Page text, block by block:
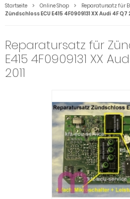
Startseite Online Shop Reparatursatz für
Zündschloss ECU E415 4F0909131 XX Audi 4F Q7
Reparatursatz für
E415 4F0909131 XX
2011